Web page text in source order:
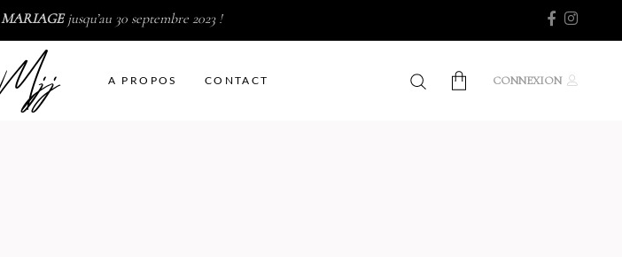
MARIAGEjusqu’au 30 septembre 2023 !
A PROPOS CONTACT CONNEXION